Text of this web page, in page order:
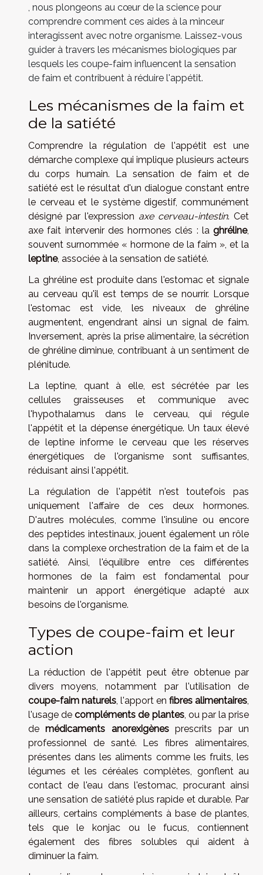
, nous plongeons au cœur de la science pour
comprendre comment ces aides à la minceur
interagissent avec notre organisme. Laissez-vous
guider à travers les mécanismes biologiques par
lesquels les coupe-faim influencent la sensation
de faim et contribuent à réduire l'appétit.
Les mécanismes de la faim et
de la satiété
Comprendre la régulation de l'appétit est une
démarche complexe qui implique plusieurs acteurs
du corps humain. La sensation de faim et de
satiété est le résultat d'un dialogue constant entre
le cerveau et le système digestif, communément
désigné par l'expression axe cerveau-intestin. Cet
axe fait intervenir des hormones clés : la ghréline,
souvent surnommée « hormone de la faim », et la
leptine, associée à la sensation de satiété.
La ghréline est produite dans l'estomac et signale
au cerveau qu'il est temps de se nourrir. Lorsque
l'estomac est vide, les niveaux de ghréline
augmentent, engendrant ainsi un signal de faim.
Inversement, après la prise alimentaire, la sécrétion
de ghréline diminue, contribuant à un sentiment de
plénitude.
La leptine, quant à elle, est sécrétée par les
cellules graisseuses et communique avec
l'hypothalamus dans le cerveau, qui régule
l'appétit et la dépense énergétique. Un taux élevé
de leptine informe le cerveau que les réserves
énergétiques de l'organisme sont suffisantes,
réduisant ainsi l'appétit.
La régulation de l'appétit n'est toutefois pas
uniquement l'affaire de ces deux hormones.
D'autres molécules, comme l'insuline ou encore
des peptides intestinaux, jouent également un rôle
dans la complexe orchestration de la faim et de la
satiété. Ainsi, l'équilibre entre ces différentes
hormones de la faim est fondamental pour
maintenir un apport énergétique adapté aux
besoins de l'organisme.
Types de coupe-faim et leur
action
La réduction de l'appétit peut être obtenue par
divers moyens, notamment par l'utilisation de
coupe-faim naturels, l'apport en fibres alimentaires,
l'usage decompléments de plantes, ou par la prise
demédicaments anorexigènesprescrits par un
professionnel de santé. Les fibres alimentaires,
présentes dans les aliments comme les fruits, les
légumes et les céréales complètes, gonflent au
contact de l'eau dans l'estomac, procurant ainsi
une sensation de satiété plus rapide et durable. Par
ailleurs, certains compléments à base de plantes,
tels que le konjac ou le fucus, contiennent
également des fibres solubles qui aident à
diminuer la faim.